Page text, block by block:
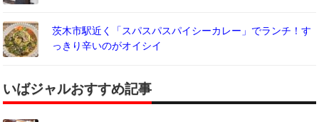
茨木市駅近く「スパスパスパイシーカレー」でランチ！す
っきり辛いのがオイシイ
いばジャルおすすめ記事